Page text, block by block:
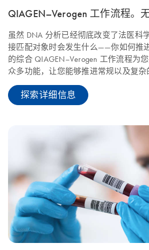
QIAGEN–Verogen 工作流程。
虽然 DNA 分析已经彻底改变了法医科
接匹配对象时会发生什么——你如何推
的综合 QIAGEN–Verogen 工作流程为
众多功能，让您能够推进常规以及复杂
探索详细信息